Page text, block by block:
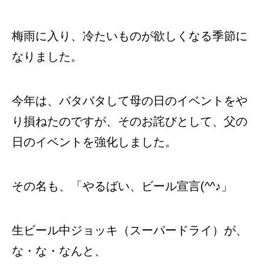
梅雨に入り、冷たいものが欲しくなる季節に
なりました。
今年は、バタバタして母の日のイベントをや
り損ねたのですが、そのお詫びとして、父の
日のイベントを強化しました。
その名も、「やるばい、ビール宣言(^^♪」
生ビール中ジョッキ（スーパードライ）が、
な・な・なんと、